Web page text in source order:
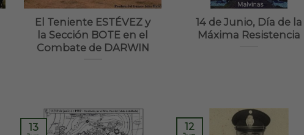
El Teniente ESTÉVEZ y
la Sección BOTE en el
Combate de DARWIN
14 de Junio, Día de la
Máxima Resistencia
13 12